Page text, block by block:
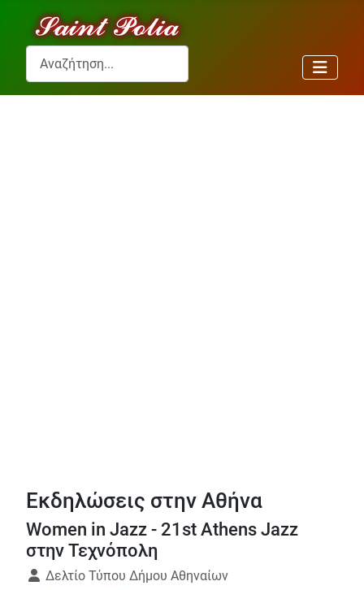
Αναζήτηση...
Εκδηλώσεις στην Αθήνα
Women in Jazz - 21st Athens Jazz
στην Τεχνόπολη
Λεπτομέρειες
Δελτίο Τύπου Δήμου Αθηναίων